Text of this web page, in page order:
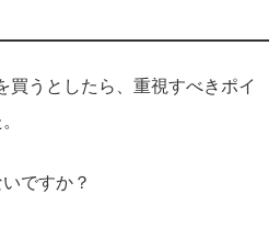
買うとしたら、重視すべきポイ
ですか？